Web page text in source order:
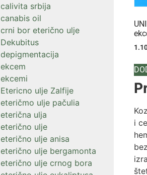
calivita srbija
canabis oil
crni bor eterično ulje
Dekubitus
depigmentacija
ekcem
ekcemi
Etericno ulje Zalfije
eteričmo ulje pačulia
eterična ulja
eterično ulje
eterično ulje anisa
eterično ulje bergamonta
eterično ulje crnog bora
i